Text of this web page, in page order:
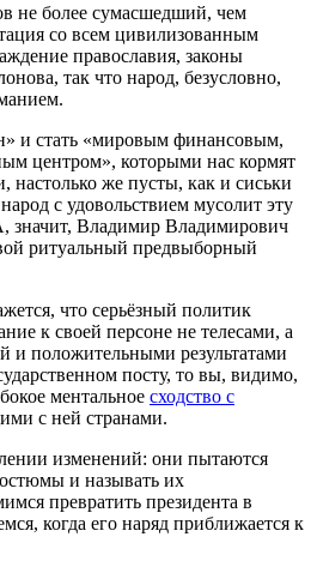
не более сумасшедший, чем
со всем цивилизованным
православия, законы
так что народ, безусловно,
и стать «мировым финансовым,
центром», которыми нас кормят
же пусты, как и сиськи
с удовольствием мусолит эту
значит, Владимир Владимирович
ритуальный предвыборный
что серьёзный политик
к своей персоне не телесами, а
и положительными результатами
посту, то вы, видимо,
ментальное сходство с
с ней странами.
изменений: они пытаются
и называть их
превратить президента в
когда его наряд приближается к